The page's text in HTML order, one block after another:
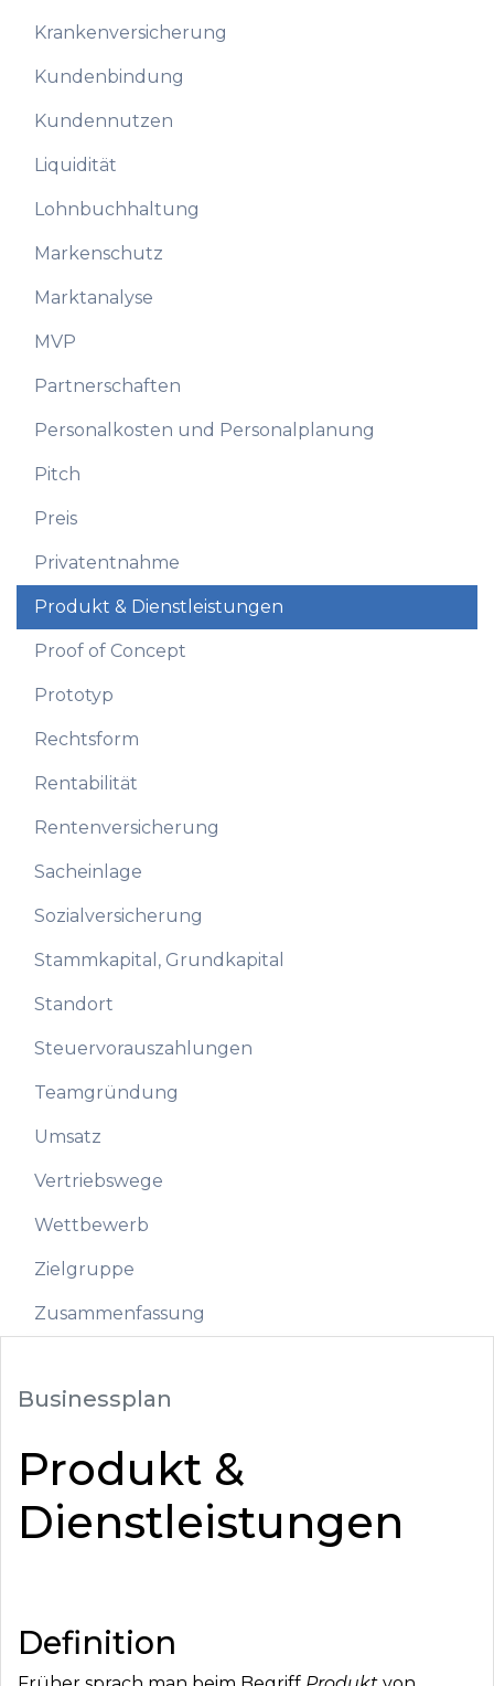
Krankenversicherung
Kundenbindung
Kundennutzen
Liquidität
Lohnbuchhaltung
Markenschutz
Marktanalyse
MVP
Partnerschaften
Personalkosten und Personalplanung
Pitch
Preis
Privatentnahme
Produkt & Dienstleistungen
Proof of Concept
Prototyp
Rechtsform
Rentabilität
Rentenversicherung
Sacheinlage
Sozialversicherung
Stammkapital, Grundkapital
Standort
Steuervorauszahlungen
Teamgründung
Umsatz
Vertriebswege
Wettbewerb
Zielgruppe
Zusammenfassung
Businessplan
Produkt &
Dienstleistungen
Definition